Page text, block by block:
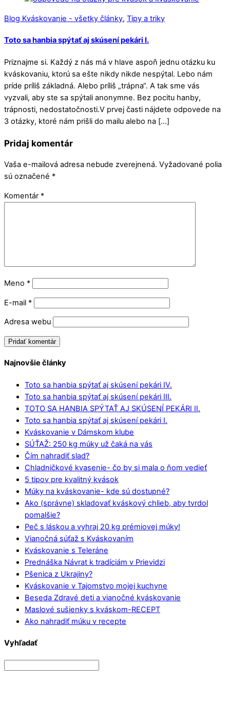
Blog Kváskovanie - všetky články, Tipy a triky
Toto sa hanbia spýtať aj skúsení pekári I.
Priznajme si. Každý z nás má v hlave aspoň jednu otázku ku
kváskovaniu, ktorú sa ešte nikdy nikde nespýtal. Lebo nám
príde príliš základná. Alebo príliš „trápna“. A tak sme vás
vyzvali, aby ste sa spýtali anonymne. Bez pocitu hanby,
trápnosti, nedostatočnosti.V prvej časti nájdete odpovede na
3 otázky, ktoré nám prišli do mailu alebo na […]
Pridaj komentár
Vaša e-mailová adresa nebude zverejnená. Vyžadované polia
sú označené *
Komentár *
Meno *
E-mail *
Adresa webu
Najnovšie články
Toto sa hanbia spýtať aj skúsení pekári IV.
Toto sa hanbia spýtať aj skúsení pekári III.
TOTO SA HANBIA SPÝTAŤ AJ SKÚSENÍ PEKÁRI II.
Toto sa hanbia spýtať aj skúsení pekári I.
Kváskovanie v Dámskom klube
SÚŤAŽ: 250 kg múky už čaká na vás
Čím nahradiť slad?
Chladničkové kvasenie- čo by si mala o ňom vedieť
5 tipov pre kvalitný kvások
Múky na kváskovanie- kde sú dostupné?
Ako (správne) skladovať kváskový chlieb, aby tvrdol
pomalšie?
Peč s láskou a vyhraj 20 kg prémiovej múky!
Vianočná súťaž s Kváskovaním
Kváskovanie s Teleráne
Prednáška Návrat k tradíciám v Prievidzi
Pšenica z Ukrajiny?
Kváskovanie v Tajomstvo mojej kuchyne
Beseda Zdravé deti a vianočné kváskovanie
Maslové sušienky s kváskom-RECEPT
Ako nahradiť múku v recepte
Vyhľadať